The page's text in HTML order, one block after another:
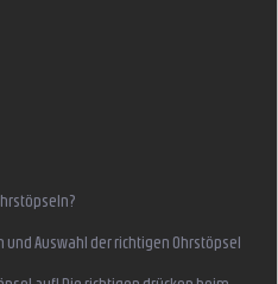
Auswahl der richtigen Ohrstöpsel